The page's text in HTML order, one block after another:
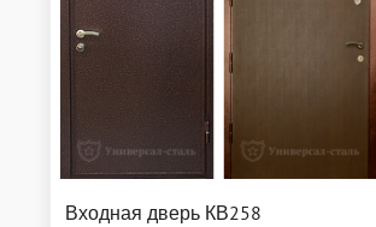
Входная дверь КВ258